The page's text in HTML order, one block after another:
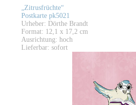
„Zitrusfrüchte“
Postkarte pk5021
Urheber: Dörthe Brandt
Format: 12,1 x 17,2 cm
Ausrichtung: hoch
Lieferbar: sofort